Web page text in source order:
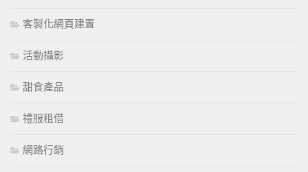
客製化網頁建置
活動攝影
甜食產品
禮服租借
網路行銷